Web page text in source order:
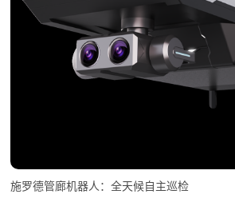
施罗德管廊机器人：全天候自主巡检